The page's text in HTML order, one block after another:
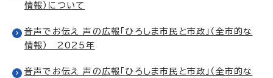
情報）について
音声でお伝え 声の広報「ひろしま市民と市政」（全市的な
情報） 2025年
音声でお伝え 声の広報「ひろしま市民と市政」（全市的な